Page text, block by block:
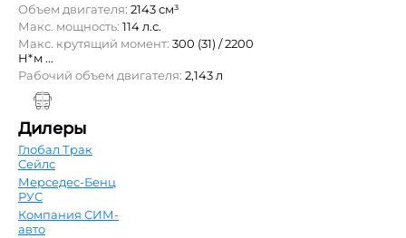
Объем двигателя: 2143 см³
Макс. мощность: 114 л.с.
Макс. крутящий момент: 300 (31) / 2200
Н*м ...
Рабочий объем двигателя: 2,143 л
Дилеры
Глобал Трак
Сейлс
Мерседес-Бенц
РУС
Компания СИМ-
авто